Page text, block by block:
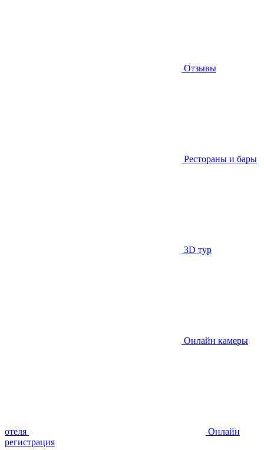
Отзывы
Рестораны и бары
3D тур
Онлайн камеры
отеля
Онлайн
регистрация